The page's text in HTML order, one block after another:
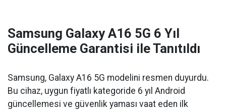
Samsung Galaxy A16 5G 6 Yıl
Güncelleme Garantisi ile Tanıtıldı
Samsung, Galaxy A16 5G modelini resmen duyurdu.
Bu cihaz, uygun fiyatlı kategoride 6 yıl Android
güncellemesi ve güvenlik yaması vaat eden ilk